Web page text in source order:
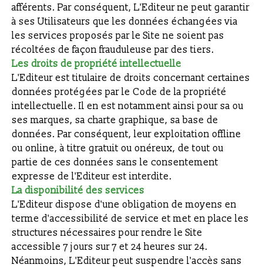
afférents. Par conséquent, L'Editeur ne peut garantir
à ses Utilisateurs que les données échangées via
les services proposés par le Site ne soient pas
récoltées de façon frauduleuse par des tiers.
Les droits de propriété intellectuelle
L'Editeur est titulaire de droits concernant certaines
données protégées par le Code de la propriété
intellectuelle. Il en est notamment ainsi pour sa ou
ses marques, sa charte graphique, sa base de
données. Par conséquent, leur exploitation offline
ou online, à titre gratuit ou onéreux, de tout ou
partie de ces données sans le consentement
expresse de l'Editeur est interdite.
La disponibilité des services
L'Editeur dispose d'une obligation de moyens en
terme d'accessibilité de service et met en place les
structures nécessaires pour rendre le Site
accessible 7 jours sur 7 et 24 heures sur 24.
Néanmoins, L'Editeur peut suspendre l'accès sans